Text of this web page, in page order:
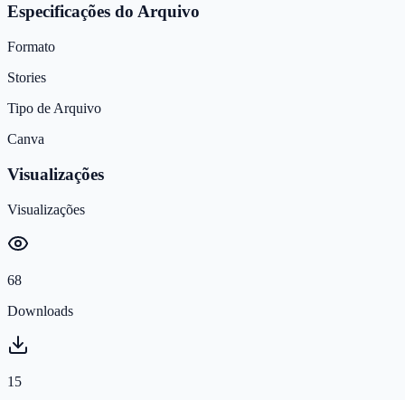
Especificações do Arquivo
Formato
Stories
Tipo de Arquivo
Canva
Visualizações
Visualizações
68
Downloads
15